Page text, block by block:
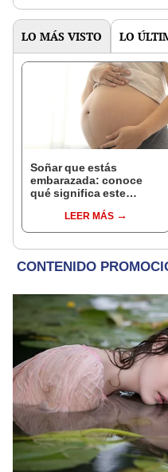
LO MÁS VISTO LO
Soñar que estás
embarazada: conoce
qué significa este
LEER MÁS